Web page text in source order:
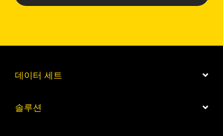
데이터 세트
솔루션